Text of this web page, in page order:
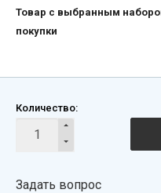
Товар с выбранным
покупки
Количество:
Задать вопрос